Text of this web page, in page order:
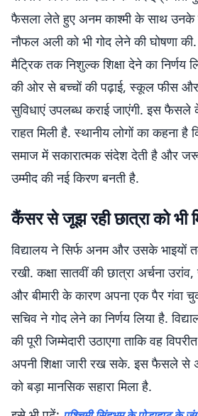
फैसला लेते हुए अनम काश्मी के साथ उनके
नौफल अली को भी गोद लेने की घोषणा की.
मैट्रिक तक निशुल्क शिक्षा देने का निर्णय
की ओर से बच्चों की पढ़ाई, स्कूल फीस
सुविधाएं उपलब्ध कराई जाएंगी. इस फैसले
राहत मिली है. स्थानीय लोगों का कहना
समाज में सकारात्मक संदेश देती है और
उम्मीद की नई किरण बनती है.
कैंसर से जूझ रही छात्रा को भी
विद्यालय ने सिर्फ अनम और उसके भाइयों
रखी. कक्षा सातवीं की छात्रा अर्चना
और बीमारी के कारण अपना एक पैर गंवा
सचिव ने गोद लेने का निर्णय लिया है.
की पूरी जिम्मेदारी उठाएगा ताकि वह
अपनी शिक्षा जारी रख सके. इस फैसले से
को बड़ा मानसिक सहारा मिला है.